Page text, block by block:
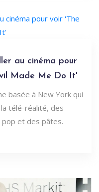
au cinéma pour
Made Me Do It'
basée à New York qui
télé-réalité, des
pop et des pâtes.